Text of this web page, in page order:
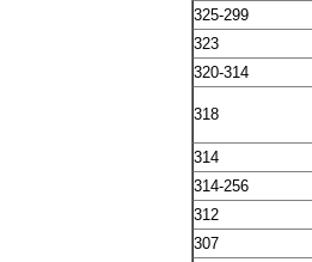
325-299
323
320-314
318
314
314-256
312
307